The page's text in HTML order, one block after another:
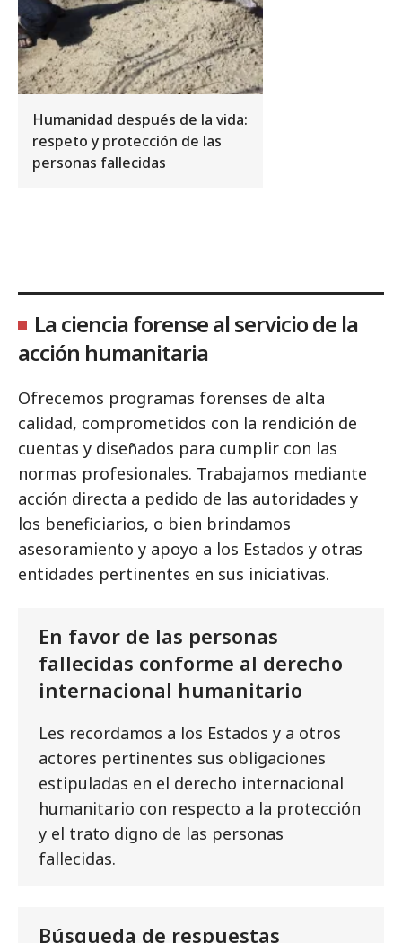
Humanidad después de la vida:
respeto y protección de las
personas fallecidas
La ciencia forense al servicio de la
acción humanitaria
Ofrecemos programas forenses de alta
calidad, comprometidos con la rendición de
cuentas y diseñados para cumplir con las
normas profesionales. Trabajamos mediante
acción directa a pedido de las autoridades y
los beneficiarios, o bien brindamos
asesoramiento y apoyo a los Estados y otras
entidades pertinentes en sus iniciativas.
En favor de las personas
fallecidas conforme al derecho
internacional humanitario
Les recordamos a los Estados y a otros
actores pertinentes sus obligaciones
estipuladas en el derecho internacional
humanitario con respecto a la protección
y el trato digno de las personas
fallecidas.
Búsqueda de respuestas